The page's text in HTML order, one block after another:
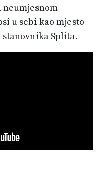
u sebi kao mjesto
Splita.